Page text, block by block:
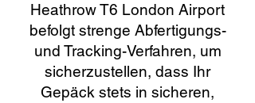
Heathrow T6 London Airport
befolgt strenge Abfertigungs-
und Tracking-Verfahren, um
sicherzustellen, dass Ihr
Gepäck stets in sicheren,